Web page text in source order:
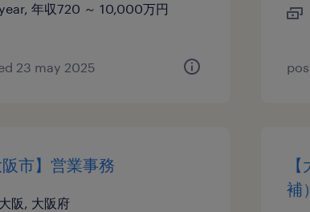
年収720 ～ 10,000万円
23 may 2025
阪市】営業事務
大阪, 大阪府
補）